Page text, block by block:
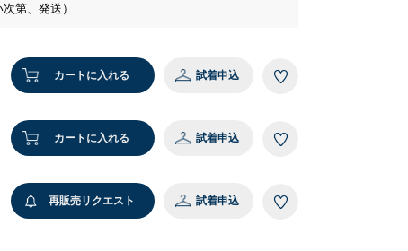
着用サイズ：120
第、発送）
カートに入れる 試着申込
カートに入れる 試着申込
再販売リクエスト 試着申込